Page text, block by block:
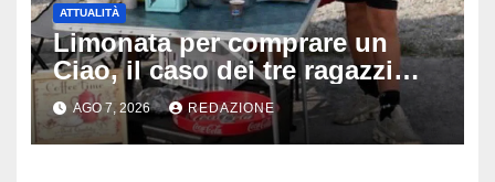
ATTUALITÀ
Limonata per comprare un
Ciao, il caso dei tre ragazzi
divide l’Italia: Fedriga li invita
in Regione, Vannacci li
difende
AGO 7, 2026 REDAZIONE